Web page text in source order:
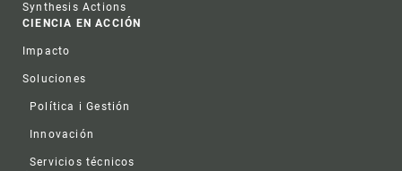
Synthesis Actions
CIENCIA EN ACCIÓN
Impacto
Soluciones
Política i Gestión
Innovación
Servicios técnicos